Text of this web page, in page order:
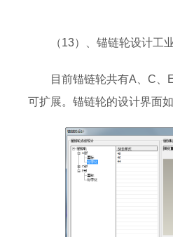
（13）、锚链轮设计工
目前锚链轮共有A、C、
可扩展。锚链轮的设计界面如